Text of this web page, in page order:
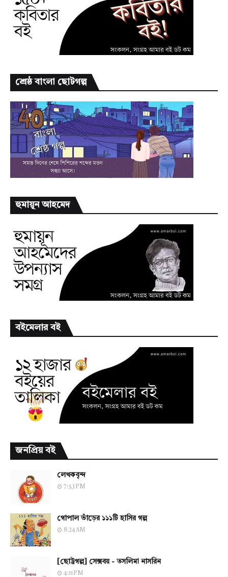
শ্রেষ্ঠ বাংলা ছোটগল্প
হুমায়ূন আহমেদ
বইমেলার বই
জনপ্রিয় বই
লেখকবৃন্দ
7:53 PM
গোপাল ভাঁড়ের ১১১টি হাসির গল্প
8:24 AM
[ছোট্টগল্প] সেক্সবয় - তসলিমা নাসরিন
4:11 PM